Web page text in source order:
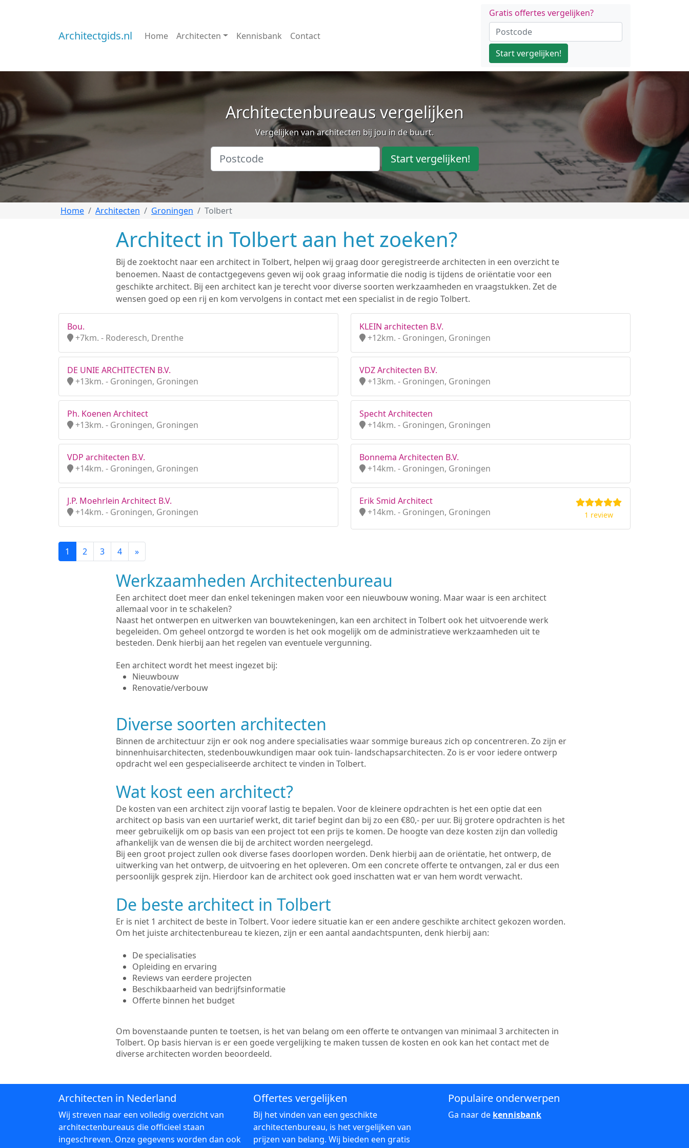
Architectgids.nl Home Architecten Kennisbank Contact
Gratis offertes vergelijken?
Start vergelijken!
Architectenbureaus vergelijken
Vergelijken van architecten bij jou in de buurt.
Start vergelijken!
Home Architecten Groningen Tolbert
Architect in Tolbert aan het zoeken?
Bij de zoektocht naar een architect in Tolbert, helpen wij graag door geregistreerde architecten in een overzicht te
benoemen. Naast de contactgegevens geven wij ook graag informatie die nodig is tijdens de oriëntatie voor een
geschikte architect. Bij een architect kan je terecht voor diverse soorten werkzaamheden en vraagstukken. Zet de
wensen goed op een rij en kom vervolgens in contact met een specialist in de regio Tolbert.
Bou.
+7km. - Roderesch, Drenthe
KLEIN architecten B.V.
+12km. - Groningen, Groningen
DE UNIE ARCHITECTEN B.V.
+13km. - Groningen, Groningen
VDZ Architecten B.V.
+13km. - Groningen, Groningen
Ph. Koenen Architect
+13km. - Groningen, Groningen
Specht Architecten
+14km. - Groningen, Groningen
VDP architecten B.V.
+14km. - Groningen, Groningen
Bonnema Architecten B.V.
+14km. - Groningen, Groningen
J.P. Moehrlein Architect B.V.
+14km. - Groningen, Groningen
Erik Smid Architect
+14km. - Groningen, Groningen
1 review
1 2 3 4 »
Werkzaamheden Architectenbureau
Een architect doet meer dan enkel tekeningen maken voor een nieuwbouw woning. Maar waar is een architect
allemaal voor in te schakelen?
Naast het ontwerpen en uitwerken van bouwtekeningen, kan een architect in Tolbert ook het uitvoerende werk
begeleiden. Om geheel ontzorgd te worden is het ook mogelijk om de administratieve werkzaamheden uit te
besteden. Denk hierbij aan het regelen van eventuele vergunning.
Een architect wordt het meest ingezet bij:
Nieuwbouw
Renovatie/verbouw
Diverse soorten architecten
Binnen de architectuur zijn er ook nog andere specialisaties waar sommige bureaus zich op concentreren. Zo zijn er
binnenhuisarchitecten, stedenbouwkundigen maar ook tuin- landschapsarchitecten. Zo is er voor iedere ontwerp
opdracht wel een gespecialiseerde architect te vinden in Tolbert.
Wat kost een architect?
De kosten van een architect zijn vooraf lastig te bepalen. Voor de kleinere opdrachten is het een optie dat een
architect op basis van een uurtarief werkt, dit tarief begint dan bij zo een €80,- per uur. Bij grotere opdrachten is het
meer gebruikelijk om op basis van een project tot een prijs te komen. De hoogte van deze kosten zijn dan volledig
afhankelijk van de wensen die bij de architect worden neergelegd.
Bij een groot project zullen ook diverse fases doorlopen worden. Denk hierbij aan de oriëntatie, het ontwerp, de
uitwerking van het ontwerp, de uitvoering en het opleveren. Om een concrete offerte te ontvangen, zal er dus een
persoonlijk gesprek zijn. Hierdoor kan de architect ook goed inschatten wat er van hem wordt verwacht.
De beste architect in Tolbert
Er is niet 1 architect de beste in Tolbert. Voor iedere situatie kan er een andere geschikte architect gekozen worden.
Om het juiste architectenbureau te kiezen, zijn er een aantal aandachtspunten, denk hierbij aan:
De specialisaties
Opleiding en ervaring
Reviews van eerdere projecten
Beschikbaarheid van bedrijfsinformatie
Offerte binnen het budget
Om bovenstaande punten te toetsen, is het van belang om een offerte te ontvangen van minimaal 3 architecten in
Tolbert. Op basis hiervan is er een goede vergelijking te maken tussen de kosten en ook kan het contact met de
diverse architecten worden beoordeeld.
Architecten in Nederland
Wij streven naar een volledig overzicht van
architectenbureaus die officieel staan
ingeschreven. Onze gegevens worden dan ook
Offertes vergelijken
Bij het vinden van een geschikte
architectenbureau, is het vergelijken van
prijzen van belang. Wij bieden een gratis
Populaire onderwerpen
Ga naar de kennisbank